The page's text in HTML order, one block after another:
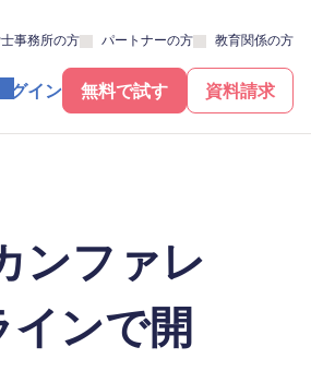
事務所の方 パートナーの方 教育関係の方
無料で試す 資料請求
ログイン
ンファレ
インで開